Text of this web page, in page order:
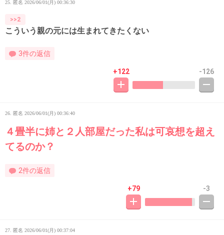
25. 匿名 2026/06/01(月) 00:36:30
>>2
こういう親の元には生まれてきたくない
3件の返信
+122 -126
26. 匿名 2026/06/01(月) 00:36:40
４畳半に姉と２人部屋だった私は可哀想を超え
てるのか？
2件の返信
+79 -3
27. 匿名 2026/06/01(月) 00:37:04